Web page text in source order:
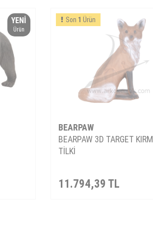
YENI
Ürün
Son 1 Ürün
BEARPAW
BEARPAW 3D TARGET
TİLKİ
11.794,39 TL